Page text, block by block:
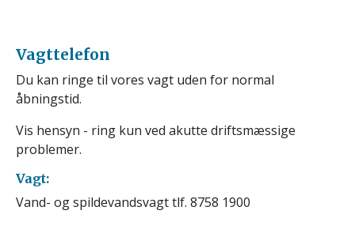
Vagttelefon
Du kan ringe til vores vagt uden for normal
åbningstid.
Vis hensyn - ring kun ved akutte driftsmæssige
problemer.
Vagt:
Vand- og spildevandsvagt tlf. 8758 1900